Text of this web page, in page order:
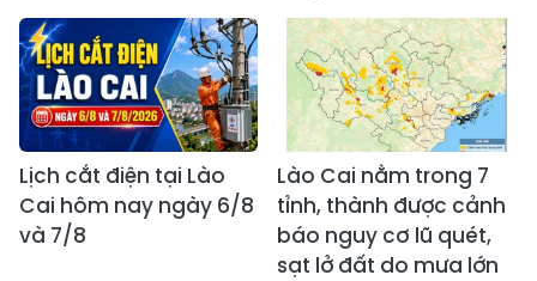
Lịch cắt điện tại Lào
Cai hôm nay ngày 6/8
và 7/8
Lào Cai nằm trong 7
tỉnh, thành được cảnh
báo nguy cơ lũ quét,
sạt lở đất do mưa lớn